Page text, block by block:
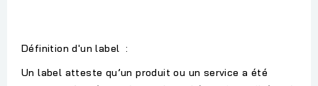
Définition d'un label :
Un label atteste qu’un produit ou un service a été